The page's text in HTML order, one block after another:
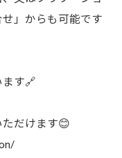
」からも可能です
す🔗
だけます😊